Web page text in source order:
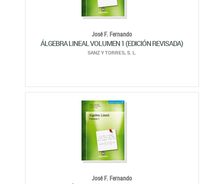
José F. Fernando
ÁLGEBRA LINEAL VOLUMEN 1 (EDICIÓN REVISADA)
SANZ Y TORRES, S. L.
José F. Fernando